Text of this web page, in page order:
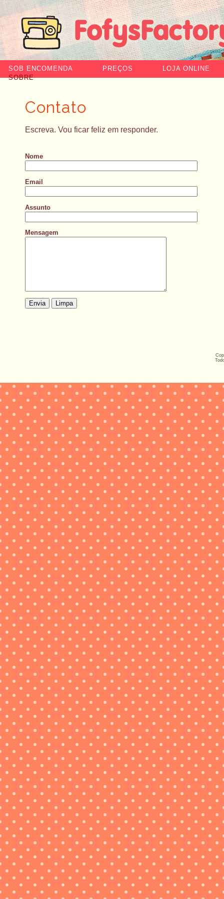
SOB ENCOMENDA PREÇOS
LOJA ONLINE
SOBRE
Contato
Escreva. Vou ficar feliz em responder.
Nome
Email
Assunto
Mensagem